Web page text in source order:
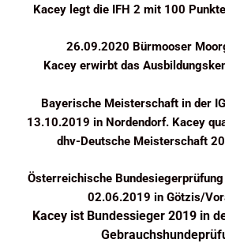
Kacey legt die IFH 2 mit 100
26.09.2020 Bürmooser
Kacey erwirbt das
Bayerische Meisterschaft in der
13.10.2019 in Nordendorf. Kacey
dhv-Deutsche Meisterschaft
Österreichische
02.06.2019 in Götzis/
Kacey ist Bundessieger 2019 in